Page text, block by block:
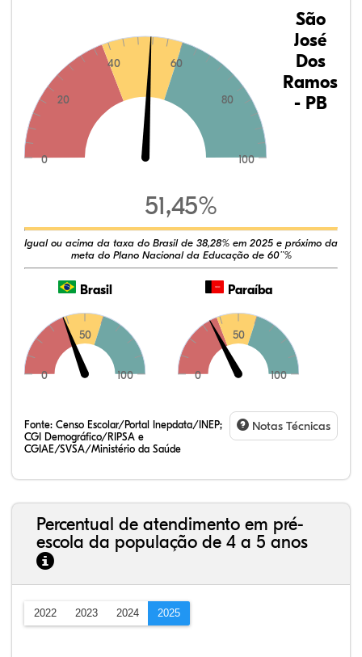
0
20
40 60
80
100
São
José
Dos
Ramos
- PB
51,45%
Igual ou acima da taxa do Brasil de 38,28% em 2025 e próximo da
meta do Plano Nacional da Educação de 60¨%
Brasil
0
50
100
Paraíba
0
50
100
Fonte: Censo Escolar/Portal Inepdata/INEP;
CGI Demográfico/RIPSA e
CGIAE/SVSA/Ministério da Saúde
Notas Técnicas
Percentual de atendimento em pré-
escola da população de 4 a 5 anos
2022 2023 2024 2025